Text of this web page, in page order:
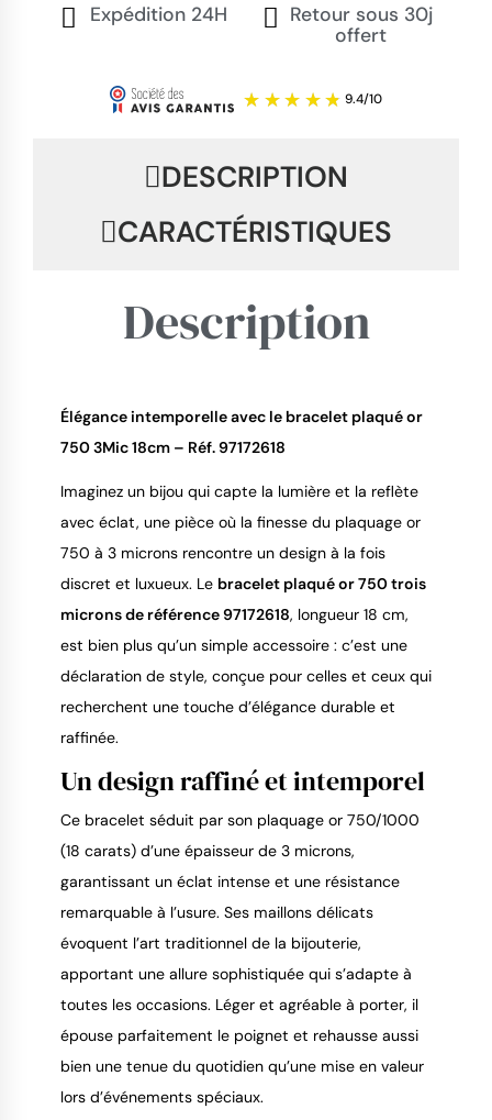
Expédition 24H
Retour sous 30j
offert
9.4
DESCRIPTION
CARACTÉRISTIQUES
Description
Élégance intemporelle avec le bracelet plaqué or
750 3Mic 18cm – Réf. 97172618
Imaginez un bijou qui capte la lumière et la reflète
avec éclat, une pièce où la finesse du plaquage or
750 à 3 microns rencontre un design à la fois
discret et luxueux. Le bracelet plaqué or 750 trois
microns de référence 97172618, longueur 18 cm,
est bien plus qu’un simple accessoire : c’est une
déclaration de style, conçue pour celles et ceux qui
recherchent une touche d’élégance durable et
raffinée.
Un design raffiné et intemporel
Ce bracelet séduit par son plaquage or 750/1000
(18 carats) d’une épaisseur de 3 microns,
garantissant un éclat intense et une résistance
remarquable à l’usure. Ses maillons délicats
évoquent l’art traditionnel de la bijouterie,
apportant une allure sophistiquée qui s’adapte à
toutes les occasions. Léger et agréable à porter, il
épouse parfaitement le poignet et rehausse aussi
bien une tenue du quotidien qu’une mise en valeur
lors d’événements spéciaux.